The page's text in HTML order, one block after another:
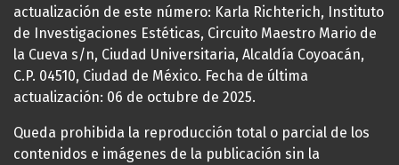
actualización de este número: Karla Richterich, Instituto
de Investigaciones Estéticas, Circuito Maestro Mario de
la Cueva s/n, Ciudad Universitaria, Alcaldía Coyoacán,
C.P. 04510, Ciudad de México. Fecha de última
actualización: 06 de octubre de 2025.
Queda prohibida la reproducción total o parcial de los
contenidos e imágenes de la publicación sin la